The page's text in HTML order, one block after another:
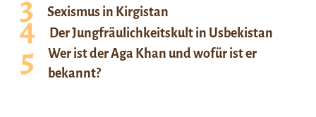
Sexismus in Kirgistan
Der Jungfräulichkeitskult in Usbekistan
Wer ist der Aga Khan und wofür ist er
bekannt?